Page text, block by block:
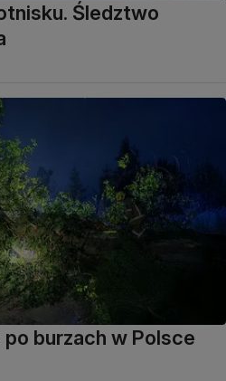
Śledztwo
burzach w Polsce